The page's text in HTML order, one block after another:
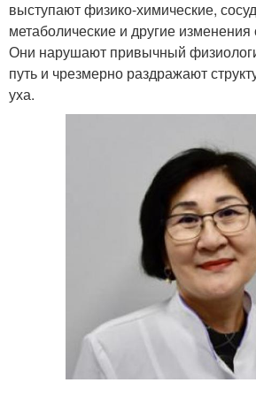
выступают физико-химические,
метаболические и другие изменения
Они нарушают привычный
путь и чрезмерно раздражают
уха.